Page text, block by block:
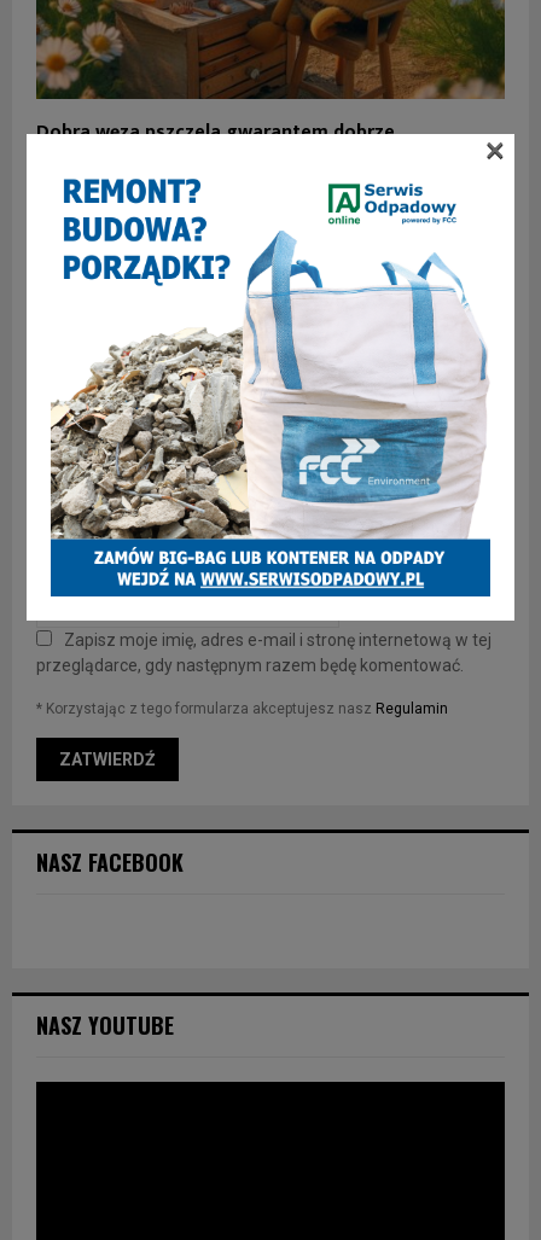
Dobra węza pszczela gwarantem dobrze
SKOMENTUJ
Zapisz moje imię, adres e-mail i stronę internetową w tej
przeglądarce, gdy następnym razem będę komentować.
* Korzystając z tego formularza akceptujesz nasz Regulamin
NASZ FACEBOOK
NASZ YOUTUBE
×